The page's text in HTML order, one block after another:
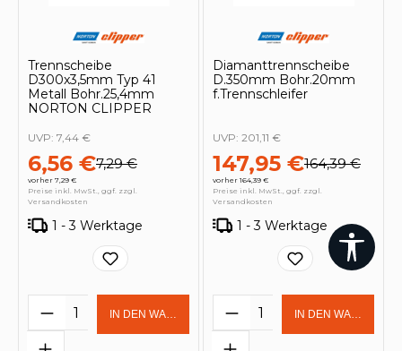
Trennscheibe
D300x3,5mm Typ 41
Metall Bohr.25,4mm
NORTON CLIPPER
6,56 €7,29 €
vorher 7,29 €
UVP: 7,44 €
Preise inkl. MwSt., ggf. zzgl.
Versandkosten
1 - 3 Werktage
Produkt Anzahl: Gib den
IN DEN WARENKORB
Diamanttrennscheibe
D.350mm Bohr.20mm
f.Trennschleifer
147,95 €164,39 €
vorher 164,39 €
UVP: 201,11 €
Preise inkl. MwSt., ggf. zzgl.
Versandkosten
1 - 3 Werktage
Produkt Anzahl:
IN DEN